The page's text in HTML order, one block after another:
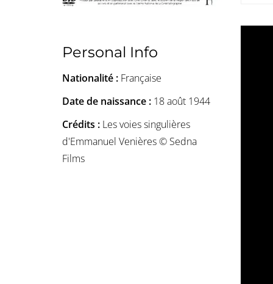
Personal Info
Nationalité : Française
Date de naissance : 18 août 1944
Crédits : Les voies singulières
d'Emmanuel Venières © Sedna
Films